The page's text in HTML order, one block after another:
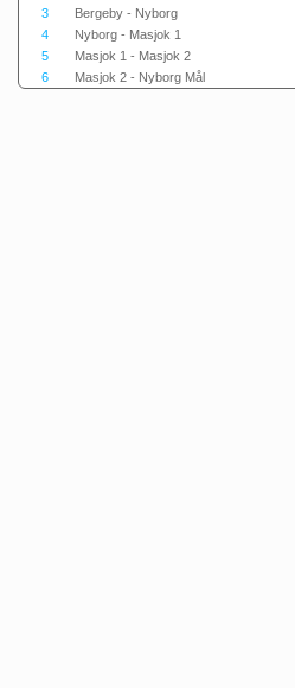
3
Bergeby - Nyborg
4
Nyborg - Masjok 1
5
Masjok 1 - Masjok 2
6
Masjok 2 - Nyborg Mål